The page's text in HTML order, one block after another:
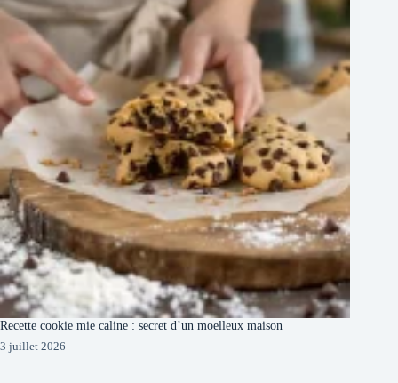
Recette cookie mie caline : secret d’un moelleux maison
3 juillet 2026